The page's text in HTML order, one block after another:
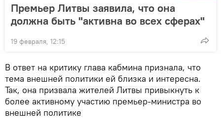
Премьер Литвы заявила, что она
должна быть "активна во всех сферах"
19 февраля, 12:15
В ответ на критику глава кабмина признала, что
тема внешней политики ей близка и интересна.
Так, она призвала жителей Литвы привыкнуть к
более активному участию премьер-министра во
внешней политике